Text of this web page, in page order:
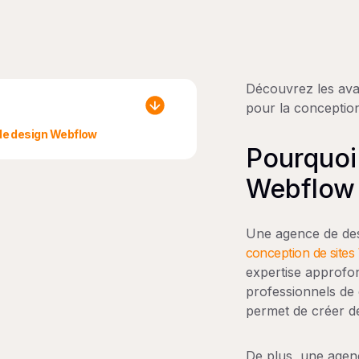
design Webflow
Découvrez les
pour la
Webflow
Une agence de
conception de sites
expertise
professionnels
permet de créer
De plus, une